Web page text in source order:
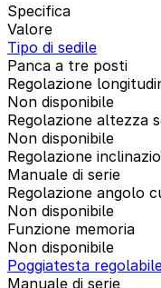
Specifica
Valore
Tipo di sedile
Panca a tre posti
Regolazione
Non disponibile
Regolazione altezza
Non disponibile
Regolazione
Manuale di serie
Regolazione angolo
Non disponibile
Funzione memoria
Non disponibile
Poggiatesta
Manuale di serie